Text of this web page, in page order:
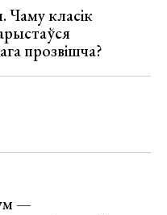
Чаму класік
прозвішча?
—